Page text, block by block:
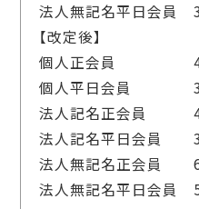
法人無記名平日会員
【改定後】
個人正会員
個人平日会員
法人記名正会員
法人記名平日会員
法人無記名正会員
法人無記名平日会員